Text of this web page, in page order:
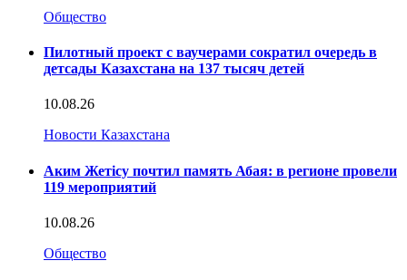
Общество
Пилотный проект с ваучерами сократил очередь в
детсады Казахстана на 137 тысяч детей
10.08.26
Новости Казахстана
Аким Жетісу почтил память Абая: в регионе провели
119 мероприятий
10.08.26
Общество